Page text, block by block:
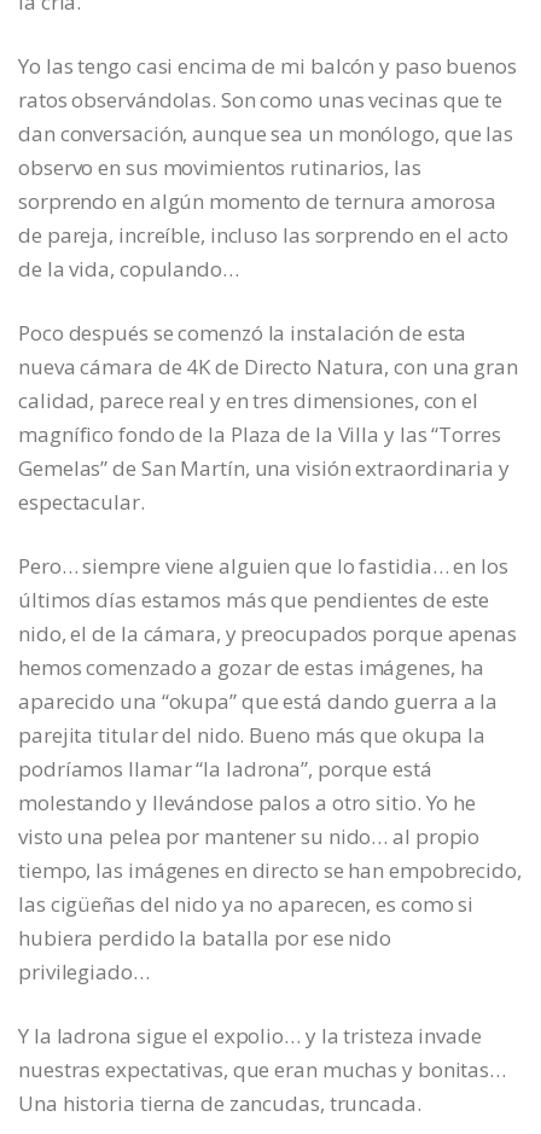
Yo las tengo casi encima de mi balcón y paso buenos
ratos observándolas. Son como unas vecinas que te
dan conversación, aunque sea un monólogo, que las
observo en sus movimientos rutinarios, las
sorprendo en algún momento de ternura amorosa
de pareja, increíble, incluso las sorprendo en el acto
de la vida, copulando…
Poco después se comenzó la instalación de esta
nueva cámara de 4K de Directo Natura, con una gran
calidad, parece real y en tres dimensiones, con el
magnífico fondo de la Plaza de la Villa y las “Torres
Gemelas” de San Martín, una visión extraordinaria y
espectacular.
Pero… siempre viene alguien que lo fastidia… en los
últimos días estamos más que pendientes de este
nido, el de la cámara, y preocupados porque apenas
hemos comenzado a gozar de estas imágenes, ha
aparecido una “okupa” que está dando guerra a la
parejita titular del nido. Bueno más que okupa la
podríamos llamar “la ladrona”, porque está
molestando y llevándose palos a otro sitio. Yo he
visto una pelea por mantener su nido… al propio
tiempo, las imágenes en directo se han empobrecido,
las cigüeñas del nido ya no aparecen, es como si
hubiera perdido la batalla por ese nido
privilegiado…
Y la ladrona sigue el expolio… y la tristeza invade
nuestras expectativas, que eran muchas y bonitas…
Una historia tierna de zancudas, truncada.